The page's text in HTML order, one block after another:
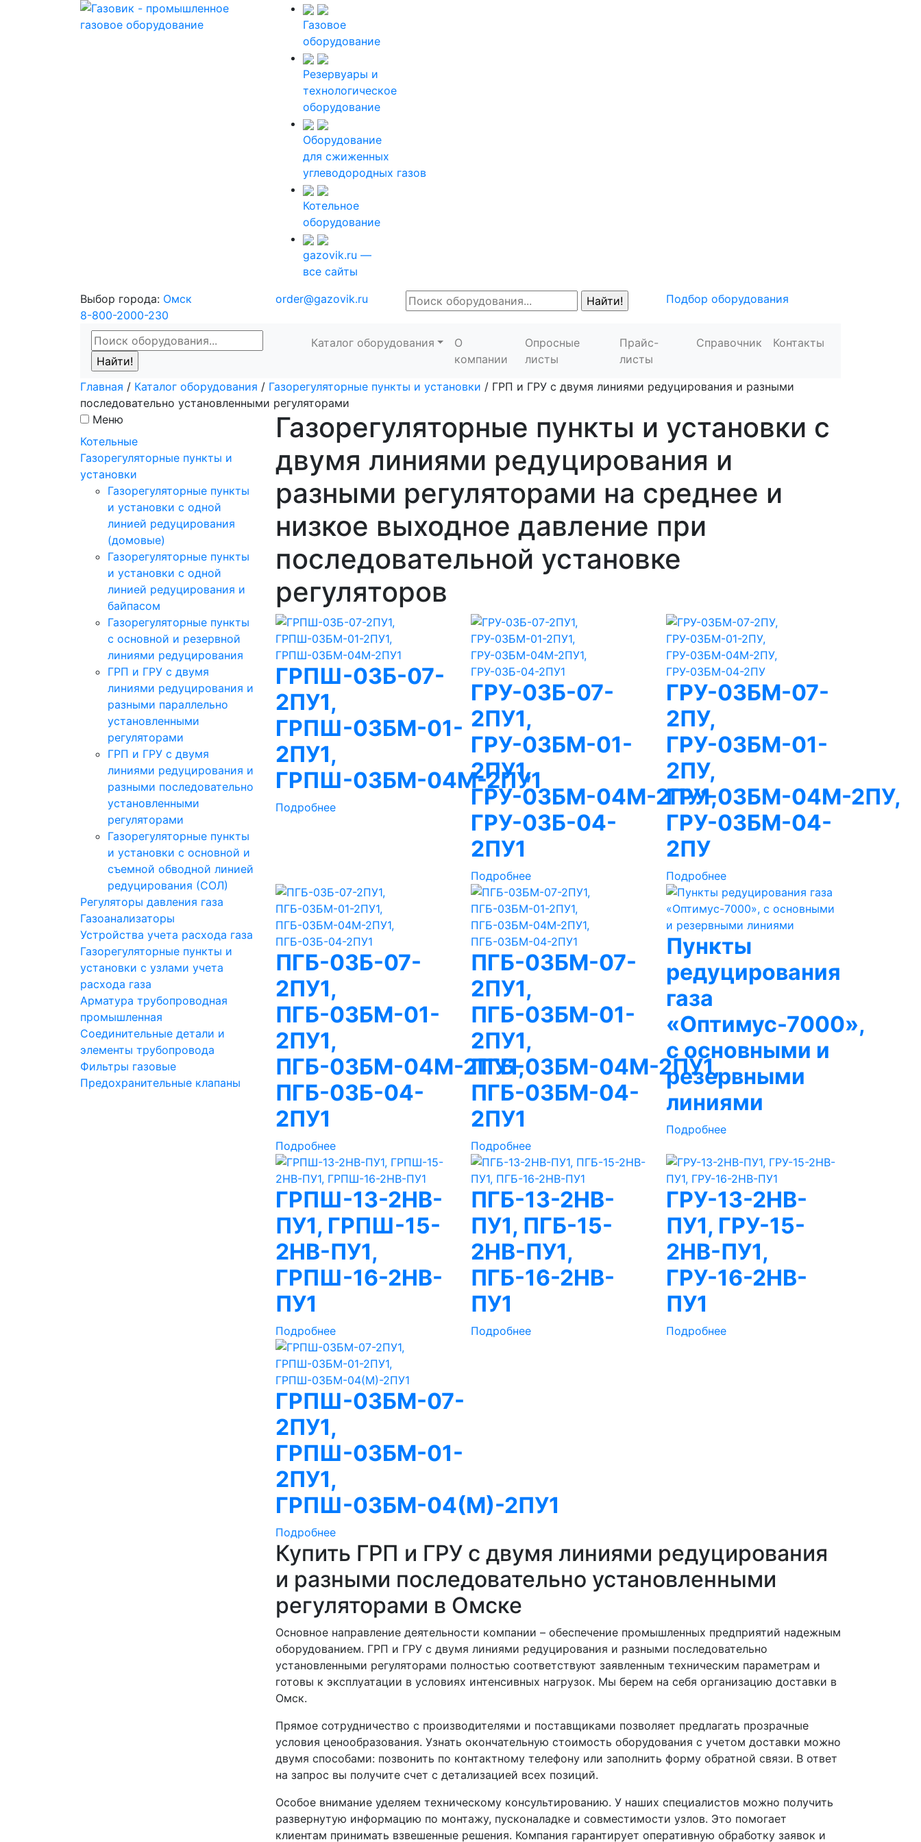
Газовое
оборудование
Резервуары и
технологическое
оборудование
Оборудование
для сжиженных
углеводородных газов
Котельное
оборудование
gazovik.ru —
все сайты
Выбор города: Омск
8-800-2000-230
order@gazovik.ru Подбор оборудования
Каталог оборудования
О
компании
Опросные
листы
Прайс-
листы
Справочник Контакты
Главная / Каталог оборудования / Газорегуляторные пункты и установки / ГРП и ГРУ с двумя линиями редуцирования и разными
последовательно установленными регуляторами
Меню
Котельные
Газорегуляторные пункты и
установки
Газорегуляторные пункты
и установки с одной
линией редуцирования
(домовые)
Газорегуляторные пункты
и установки с одной
линией редуцирования и
байпасом
Газорегуляторные пункты
с основной и резервной
линиями редуцирования
ГРП и ГРУ с двумя
линиями редуцирования и
разными параллельно
установленными
регуляторами
ГРП и ГРУ с двумя
линиями редуцирования и
разными последовательно
установленными
регуляторами
Газорегуляторные пункты
и установки с основной и
съемной обводной линией
редуцирования (СОЛ)
Регуляторы давления газа
Газоанализаторы
Устройства учета расхода газа
Газорегуляторные пункты и
установки с узлами учета
расхода газа
Арматура трубопроводная
промышленная
Соединительные детали и
элементы трубопровода
Фильтры газовые
Предохранительные клапаны
Газорегуляторные пункты и установки с
двумя линиями редуцирования и
разными регуляторами на среднее и
низкое выходное давление при
последовательной установке
регуляторов
ГРПШ-03Б-07-
2ПУ1,
ГРПШ-03БМ-01-
2ПУ1,
ГРПШ-03БМ-04М-2ПУ1
Подробнее
ГРУ-03Б-07-
2ПУ1,
ГРУ-03БМ-01-
2ПУ1,
ГРУ-03БМ-04М-2ПУ1,
ГРУ-03Б-04-
2ПУ1
Подробнее
ГРУ-03БМ-07-
2ПУ,
ГРУ-03БМ-01-
2ПУ,
ГРУ-03БМ-04М-2ПУ,
ГРУ-03БМ-04-
2ПУ
Подробнее
ПГБ-03Б-07-
2ПУ1,
ПГБ-03БМ-01-
2ПУ1,
ПГБ-03БМ-04М-2ПУ1,
ПГБ-03Б-04-
2ПУ1
Подробнее
ПГБ-03БМ-07-
2ПУ1,
ПГБ-03БМ-01-
2ПУ1,
ПГБ-03БМ-04М-2ПУ1,
ПГБ-03БМ-04-
2ПУ1
Подробнее
Пункты
редуцирования
газа
«Оптимус-7000»,
с основными и
резервными
линиями
Подробнее
ГРПШ-13-2НВ-
ПУ1, ГРПШ-15-
2НВ-ПУ1,
ГРПШ-16-2НВ-
ПУ1
Подробнее
ПГБ-13-2НВ-
ПУ1, ПГБ-15-
2НВ-ПУ1,
ПГБ-16-2НВ-
ПУ1
Подробнее
ГРУ-13-2НВ-
ПУ1, ГРУ-15-
2НВ-ПУ1,
ГРУ-16-2НВ-
ПУ1
Подробнее
ГРПШ-03БМ-07-
2ПУ1,
ГРПШ-03БМ-01-
2ПУ1,
ГРПШ-03БМ-04(М)-2ПУ1
Подробнее
Купить ГРП и ГРУ с двумя линиями редуцирования
и разными последовательно установленными
регуляторами в Омске
Основное направление деятельности компании – обеспечение промышленных предприятий надежным
оборудованием. ГРП и ГРУ с двумя линиями редуцирования и разными последовательно
установленными регуляторами полностью соответствуют заявленным техническим параметрам и
готовы к эксплуатации в условиях интенсивных нагрузок. Мы берем на себя организацию доставки в
Омск.
Прямое сотрудничество с производителями и поставщиками позволяет предлагать прозрачные
условия ценообразования. Узнать окончательную стоимость оборудования с учетом доставки можно
двумя способами: позвонить по контактному телефону или заполнить форму обратной связи. В ответ
на запрос вы получите счет с детализацией всех позиций.
Особое внимание уделяем техническому консультированию. У наших специалистов можно получить
развернутую информацию по монтажу, пусконаладке и совместимости узлов. Это помогает
клиентам принимать взвешенные решения. Компания гарантирует оперативную обработку заявок и